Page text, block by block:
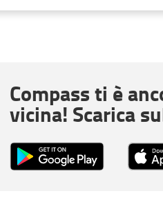
Compass ti è
vicina! Scarica